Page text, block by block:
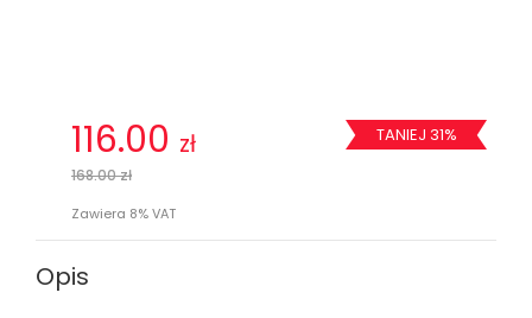
116.00 zł
168.00 zł
Zawiera 8% VAT
TANIEJ 31%
Opis